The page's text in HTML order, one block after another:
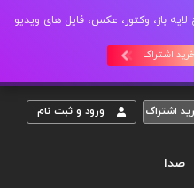
اشتراک ماهیانه تا 600 طرح لایه باز، وکتور، عکس، فایل های ویدیو
اشتراک
اشتراک ورود و ثبت نام
صدا